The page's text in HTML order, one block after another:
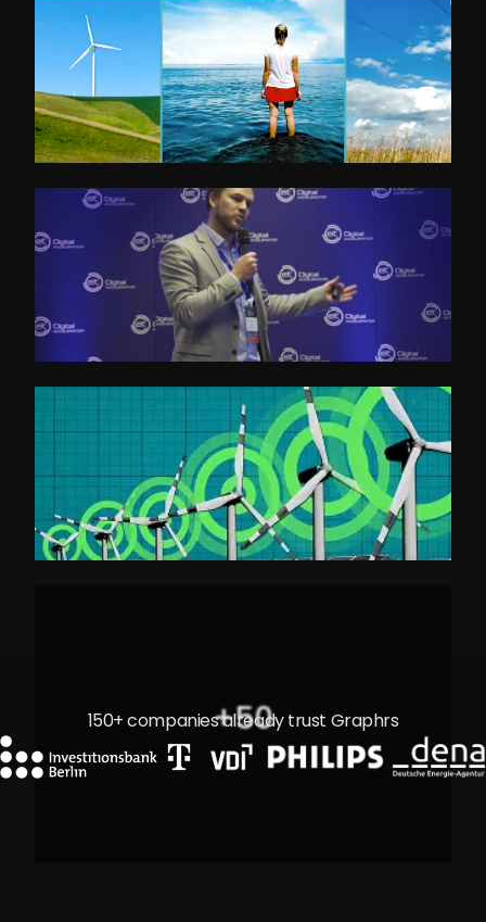
Dena Kongress 2021
eitDigital - Call for Application
+50
150+ companies already trust Graphrs